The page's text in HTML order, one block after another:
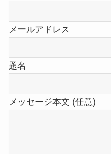
メールアドレス
題名
メッセージ本文 (任意)